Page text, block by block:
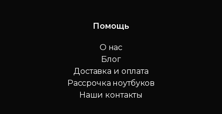
Помощь
О нас
Блог
Доставка и оплата
Рассрочка ноутбуков
Наши контакты